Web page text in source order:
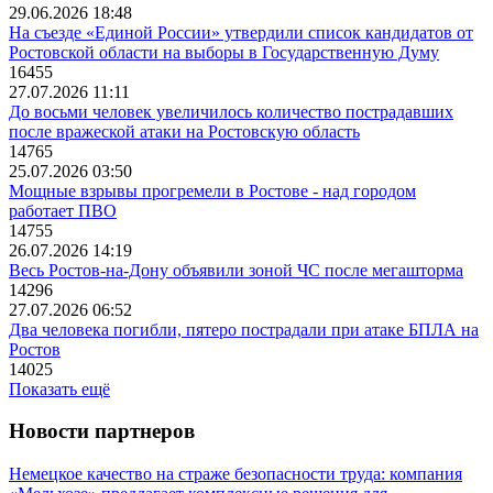
29.06.2026 18:48
На съезде «Единой России» утвердили список кандидатов от
Ростовской области на выборы в Государственную Думу
16455
27.07.2026 11:11
До восьми человек увеличилось количество пострадавших
после вражеской атаки на Ростовскую область
14765
25.07.2026 03:50
Мощные взрывы прогремели в Ростове - над городом
работает ПВО
14755
26.07.2026 14:19
Весь Ростов-на-Дону объявили зоной ЧС после мегашторма
14296
27.07.2026 06:52
Два человека погибли, пятеро пострадали при атаке БПЛА на
Ростов
14025
Показать ещё
Новости партнеров
Немецкое качество на страже безопасности труда: компания